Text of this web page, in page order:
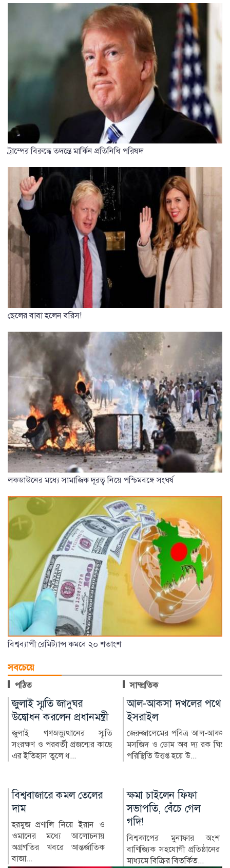
ট্রাম্পের বিরুদ্ধে তদন্তে মার্কিন প্রতিনিধি পরিষদ
ছেলের বাবা হলেন বরিস!
লকডাউনের মধ্যে সামাজিক দূরত্ব নিয়ে পশ্চিমবঙ্গে সংঘর্ষ
বিশ্বব্যাপী রেমিট্যান্স কমবে ২০ শতাংশ
সবচেয়ে
পঠিত সাম্প্রতিক
আল-আকসা দখলের পথে
ইসরাইল
জেরুজালেমের পবিত্র আল-আকসা
মসজিদ ও ডোম অব দ্য রক ঘিরে
পরিস্থিতি উত্তপ্ত হয়ে উ...
মারা গেছেন ‘গজনি’ খ্যাত
অভিনেতা প্রদীপ রাওয়াত
ভারতীয় চলচ্চিত্রের পরিচিত মুখ ও
‘গজনি’ সিনেমার খলনায়ক চরিত্রে
জনপ...
ক্ষমা চাইলেন ফিফা
সভাপতি, বেঁচে গেল
গদি!
বিশ্বকাপের মুনাফার অংশ
বাণিজ্যিক সহযোগী প্রতিষ্ঠানের
মাধ্যমে বিক্রির বিতর্কিত...
কোন ডালে সবচেয়ে
বেশি প্রোটিন?
আমাদের দৈনন্দিন
খাদ্যতালিকায় ডাল একটি
অপরিহার্য খাবার। তিনবেলার
খাবারের অন্তত...